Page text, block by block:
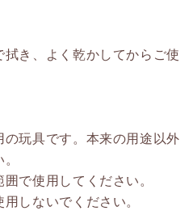
拭き、よく乾かしてからご使
の玩具です。本来の用途以外
で使用してください。
しないでください。